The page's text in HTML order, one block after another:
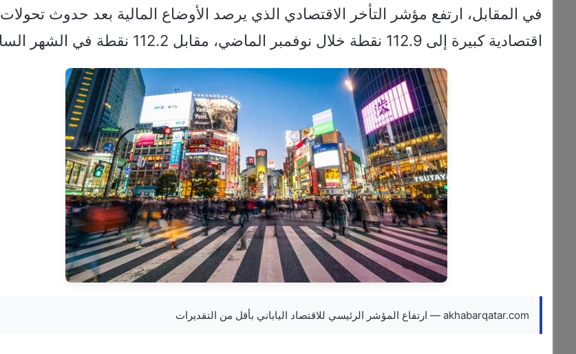
في المقابل، ارتفع مؤشر التأخر الاقتصادي الذي يرصد الأوضاع المالية بعد حدوث تحولات
اقتصادية كبيرة إلى 112.9 نقطة خلال نوفمبر الماضي، مقابل 112.2 نقطة في الشهر السابق.
akhabarqatar.com — ارتفاع المؤشر الرئيسي للاقتصاد الياباني بأقل من التقديرات